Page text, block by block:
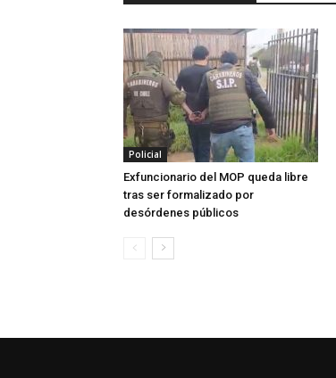
Policial
Exfuncionario del MOP queda libre
tras ser formalizado por
desórdenes públicos